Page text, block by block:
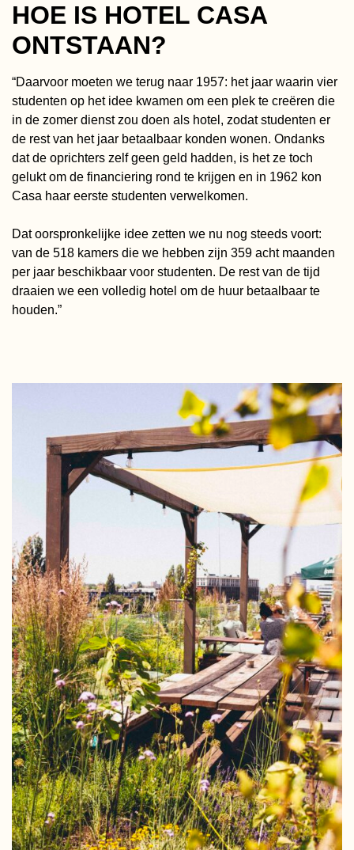
HOE IS HOTEL CASA
ONTSTAAN?
“Daarvoor moeten we terug naar 1957: het jaar waarin vier
studenten op het idee kwamen om een plek te creëren die
in de zomer dienst zou doen als hotel, zodat studenten er
de rest van het jaar betaalbaar konden wonen. Ondanks
dat de oprichters zelf geen geld hadden, is het ze toch
gelukt om de financiering rond te krijgen en in 1962 kon
Casa haar eerste studenten verwelkomen.
Dat oorspronkelijke idee zetten we nu nog steeds voort:
van de 518 kamers die we hebben zijn 359 acht maanden
per jaar beschikbaar voor studenten. De rest van de tijd
draaien we een volledig hotel om de huur betaalbaar te
houden.”